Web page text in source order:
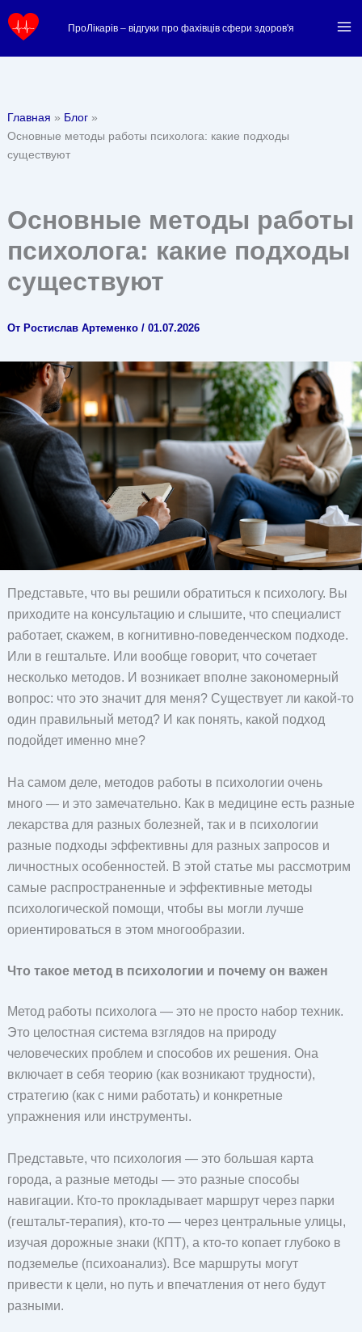
ПроЛікарів – відгуки про фахівців сфери здоров'я
Главная
Блог
Основные методы работы психолога: какие подходы
существуют
Основные методы работы
психолога: какие подходы
существуют
От Ростислав Артеменко / 01.07.2026
Представьте, что вы решили обратиться к психологу. Вы
приходите на консультацию и слышите, что специалист
работает, скажем, в когнитивно-поведенческом подходе.
Или в гештальте. Или вообще говорит, что сочетает
несколько методов. И возникает вполне закономерный
вопрос: что это значит для меня? Существует ли какой-то
один правильный метод? И как понять, какой подход
подойдет именно мне?
На самом деле, методов работы в психологии очень
много — и это замечательно. Как в медицине есть разные
лекарства для разных болезней, так и в психологии
разные подходы эффективны для разных запросов и
личностных особенностей. В этой статье мы рассмотрим
самые распространенные и эффективные методы
психологической помощи, чтобы вы могли лучше
ориентироваться в этом многообразии.
Что такое метод в психологии и почему он важен
Метод работы психолога — это не просто набор техник.
Это целостная система взглядов на природу
человеческих проблем и способов их решения. Она
включает в себя теорию (как возникают трудности),
стратегию (как с ними работать) и конкретные
упражнения или инструменты.
Представьте, что психология — это большая карта
города, а разные методы — это разные способы
навигации. Кто-то прокладывает маршрут через парки
(гештальт-терапия), кто-то — через центральные улицы,
изучая дорожные знаки (КПТ), а кто-то копает глубоко в
подземелье (психоанализ). Все маршруты могут
привести к цели, но путь и впечатления от него будут
разными.